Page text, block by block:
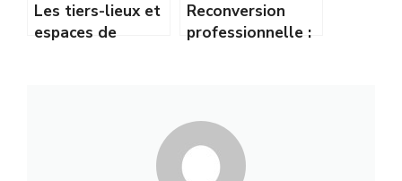
Les tiers-lieux et
espaces de
Reconversion
professionnelle :